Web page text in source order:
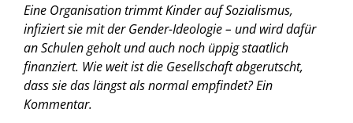
Eine Organisation trimmt Kinder auf Sozialismus,
infiziert sie mit der Gender-Ideologie – und wird dafür
an Schulen geholt und auch noch üppig staatlich
finanziert. Wie weit ist die Gesellschaft abgerutscht,
dass sie das längst als normal empfindet?Ein
Kommentar.